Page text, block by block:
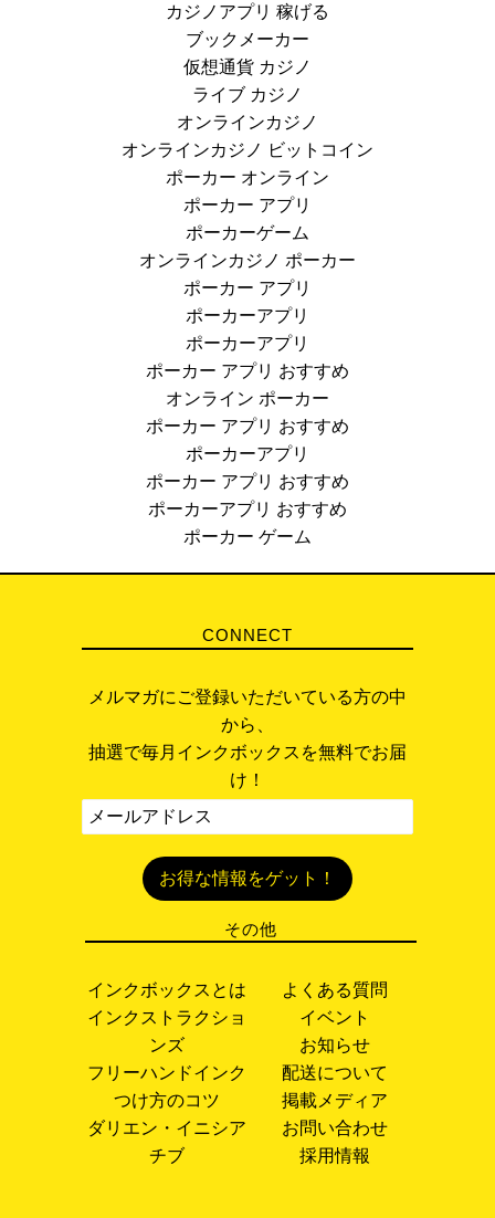
カジノアプリ 稼げる
ブックメーカー
仮想通貨 カジノ
ライブ カジノ
オンラインカジノ
オンラインカジノ ビットコイン
ポーカー オンライン
ポーカー アプリ
ポーカーゲーム
オンラインカジノ ポーカー
ポーカー アプリ
ポーカーアプリ
ポーカーアプリ
ポーカー アプリ おすすめ
オンライン ポーカー
ポーカー アプリ おすすめ
ポーカーアプリ
ポーカー アプリ おすすめ
ポーカーアプリ おすすめ
ポーカー ゲーム
CONNECT
メルマガにご登録いただいている方の中
から、
抽選で毎月インクボックスを無料でお届
け！
その他
インクボックスとは
インクストラクショ
ンズ
フリーハンドインク
つけ方のコツ
ダリエン・イニシア
チブ
よくある質問
イベント
お知らせ
配送について
掲載メディア
お問い合わせ
採用情報